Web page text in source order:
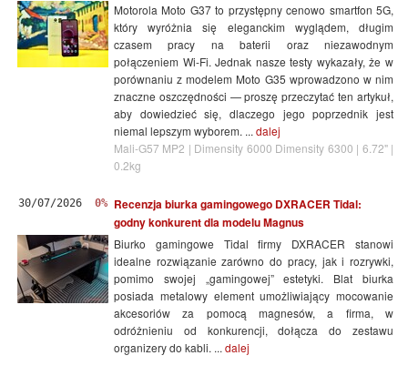
Motorola Moto G37 to przystępny cenowo smartfon 5G,
który wyróżnia się eleganckim wyglądem, długim
czasem pracy na baterii oraz niezawodnym
połączeniem Wi-Fi. Jednak nasze testy wykazały, że w
porównaniu z modelem Moto G35 wprowadzono w nim
znaczne oszczędności — proszę przeczytać ten artykuł,
aby dowiedzieć się, dlaczego jego poprzednik jest
niemal lepszym wyborem. ... dalej
Mali-G57 MP2 | Dimensity 6000 Dimensity 6300 | 6.72" |
0.2kg
30/07/2026 0%
Recenzja biurka gamingowego DXRACER Tidal:
godny konkurent dla modelu Magnus
Biurko gamingowe Tidal firmy DXRACER stanowi
idealne rozwiązanie zarówno do pracy, jak i rozrywki,
pomimo swojej „gamingowej” estetyki. Blat biurka
posiada metalowy element umożliwiający mocowanie
akcesoriów za pomocą magnesów, a firma, w
odróżnieniu od konkurencji, dołącza do zestawu
organizery do kabli. ... dalej